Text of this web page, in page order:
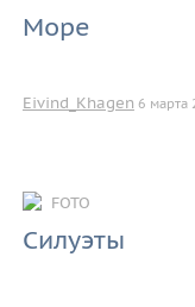
Море
Eivind_Khagen 6 марта
FOTO
Силуэты